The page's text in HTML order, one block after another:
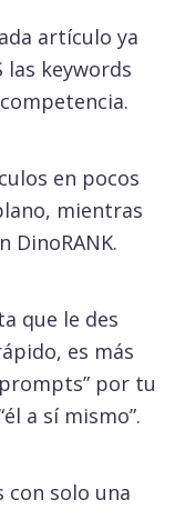
artículo ya
las keywords
en pocos
mientras
DinoRANK.
que le des
es más
por tu
a sí mismo”.
con solo una